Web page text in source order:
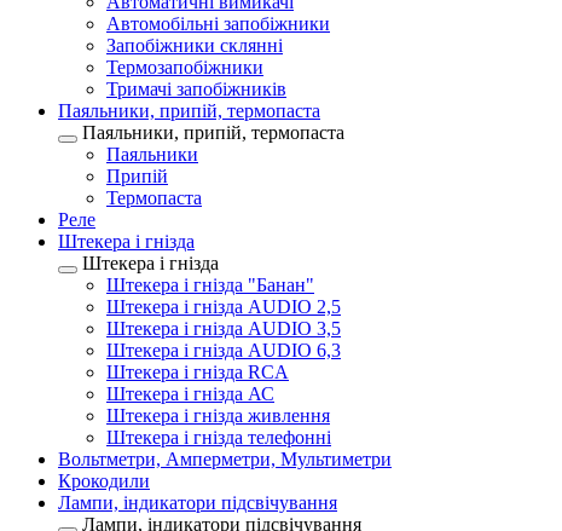
Автомобільні запобіжники
Запобіжники склянні
Термозапобіжники
Тримачі запобіжників
Паяльники, припій, термопаста
Паяльники, припій, термопаста
Паяльники
Припій
Термопаста
Реле
Штекера і гнізда
Штекера і гнізда
Штекера і гнізда "Банан"
Штекера і гнізда AUDIO 2,5
Штекера і гнізда AUDIO 3,5
Штекера і гнізда AUDIO 6,3
Штекера і гнізда RCA
Штекера і гнізда АС
Штекера і гнізда живлення
Штекера і гнізда телефонні
Вольтметри, Амперметри, Мультиметри
Крокодили
Лампи, індикатори підсвічування
Лампи, індикатори підсвічування